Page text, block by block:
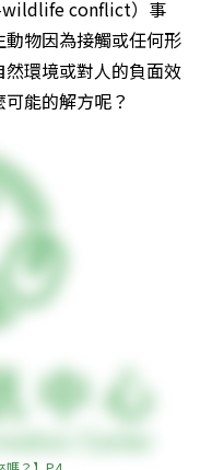
wildlife conflict）事
物因為接觸或任何形
環境或對人的負面效
能的解方呢？